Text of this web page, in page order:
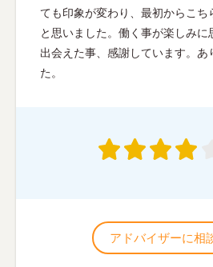
ても印象が変わり、最初からこち
と思いました。働く事が楽しみに
出会えた事、感謝しています。あ
た。
アドバイザーに相